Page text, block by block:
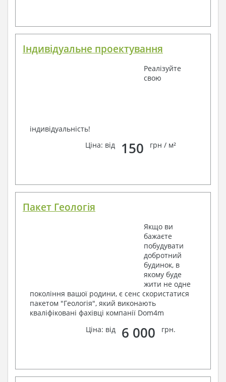
Індивідуальне проектування
Реалізуйте
свою
індивідуальність!
Ціна: від
150 грн / м²
Пакет Геологія
Якщо ви
бажаєте
побудувати
добротний
будинок, в
якому буде
жити не одне
покоління вашої родини, є сенс скористатися
пакетом "Геологія", який виконають
кваліфіковані фахівці компанії Dom4m
Ціна: від
6 000 грн.